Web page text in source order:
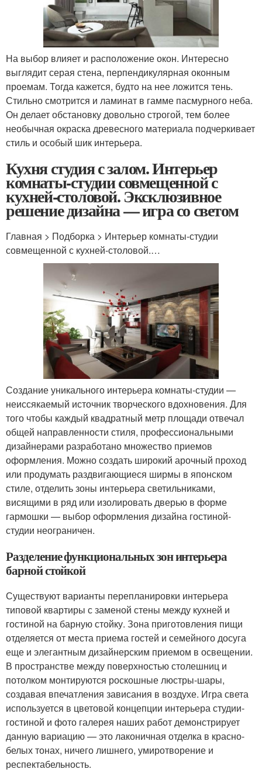
На выбор влияет и расположение окон. Интересно
выглядит серая стена, перпендикулярная оконным
проемам. Тогда кажется, будто на нее ложится тень.
Стильно смотрится и ламинат в гамме пасмурного неба.
Он делает обстановку довольно строгой, тем более
необычная окраска древесного материала подчеркивает
стиль и особый шик интерьера.
Кухня студия с залом. Интерьер
комнаты-студии совмещенной с
кухней-столовой. Эксклюзивное
решение дизайна — игра со светом
Главная > Подборка > Интерьер комнаты-студии
совмещенной с кухней-столовой.…
Создание уникального интерьера комнаты-студии —
неиссякаемый источник творческого вдохновения. Для
того чтобы каждый квадратный метр площади отвечал
общей направленности стиля, профессиональными
дизайнерами разработано множество приемов
оформления. Можно создать широкий арочный проход
или продумать раздвигающиеся ширмы в японском
стиле, отделить зоны интерьера светильниками,
висящими в ряд или изолировать дверью в форме
гармошки — выбор оформления дизайна гостиной-
студии неограничен.
Разделение функциональных зон интерьера
барной стойкой
Существуют варианты перепланировки интерьера
типовой квартиры с заменой стены между кухней и
гостиной на барную стойку. Зона приготовления пищи
отделяется от места приема гостей и семейного досуга
еще и элегантным дизайнерским приемом в освещении.
В пространстве между поверхностью столешниц и
потолком монтируются роскошные люстры-шары,
создавая впечатления зависания в воздухе. Игра света
используется в цветовой концепции интерьера студии-
гостиной и фото галерея наших работ демонстрирует
данную вариацию — это лаконичная отделка в красно-
белых тонах, ничего лишнего, умиротворение и
респектабельность.